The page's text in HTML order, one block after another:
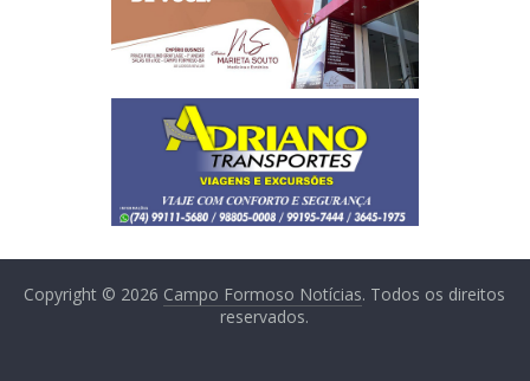
Copyright © 2026 Campo Formoso Notícias. Todos os direitos
reservados.